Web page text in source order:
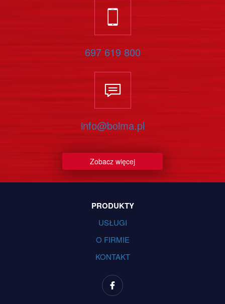
697 619 800
info@bolma.pl
Zobacz więcej
PRODUKTY
USŁUGI
O FIRMIE
KONTAKT